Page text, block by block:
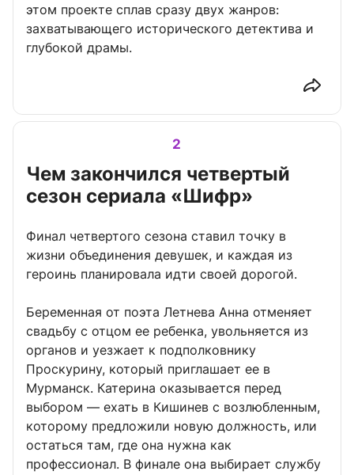
этом проекте сплав сразу двух жанров:
захватывающего исторического детектива и
глубокой драмы.
2
Чем закончился четвертый
сезон сериала «Шифр»
Финал четвертого сезона ставил точку в
жизни объединения девушек, и каждая из
героинь планировала идти своей дорогой.
Беременная от поэта Летнева Анна отменяет
свадьбу с отцом ее ребенка, увольняется из
органов и уезжает к подполковнику
Проскурину, который приглашает ее в
Мурманск. Катерина оказывается перед
выбором — ехать в Кишинев с возлюбленным,
которому предложили новую должность, или
остаться там, где она нужна как
профессионал. В финале она выбирает службу